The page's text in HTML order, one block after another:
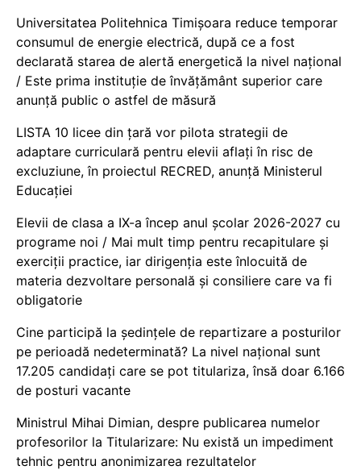
Universitatea Politehnica Timișoara reduce temporar
consumul de energie electrică, după ce a fost
declarată starea de alertă energetică la nivel național
/ Este prima instituție de învățământ superior care
anunță public o astfel de măsură
LISTA 10 licee din țară vor pilota strategii de
adaptare curriculară pentru elevii aflați în risc de
excluziune, în proiectul RECRED, anunță Ministerul
Educației
Elevii de clasa a IX-a încep anul școlar 2026-2027 cu
programe noi / Mai mult timp pentru recapitulare și
exerciții practice, iar dirigenția este înlocuită de
materia dezvoltare personală și consiliere care va fi
obligatorie
Cine participă la ședințele de repartizare a posturilor
pe perioadă nedeterminată? La nivel național sunt
17.205 candidați care se pot titulariza, însă doar 6.166
de posturi vacante
Ministrul Mihai Dimian, despre publicarea numelor
profesorilor la Titularizare: Nu există un impediment
tehnic pentru anonimizarea rezultatelor